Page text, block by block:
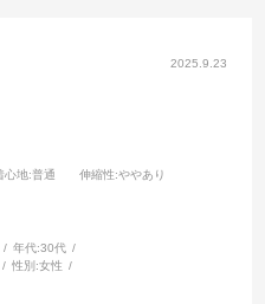
2025.9.23
心地:普通 伸縮性:ややあり
年代:30代
性別:女性